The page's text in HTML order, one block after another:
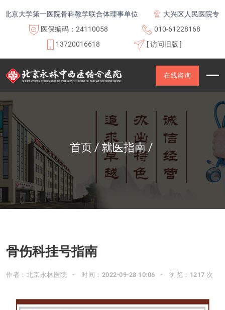
大学第一医院骨科教学联合体理事单位
大兴区人民医院专科
医保编码：24110058
010-61228168
13720016618
[ 访问旧版 ]
在线咨询
首页 就医指南
骨伤科挂号指南
作者：北京永林医院 时间：2022-09-28 10:06 浏览：1217 次